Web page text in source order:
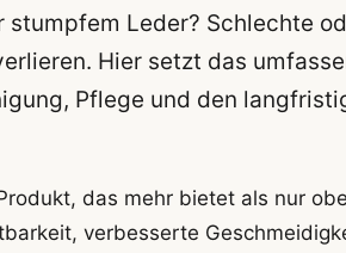
Leder? Schlechte
Hier setzt das
Pflege und den
das mehr bietet als nur
verbesserte